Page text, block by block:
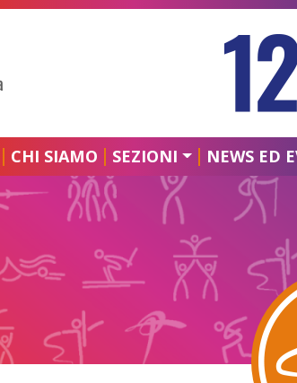
CHI SIAMO SEZIONI NEWS ED